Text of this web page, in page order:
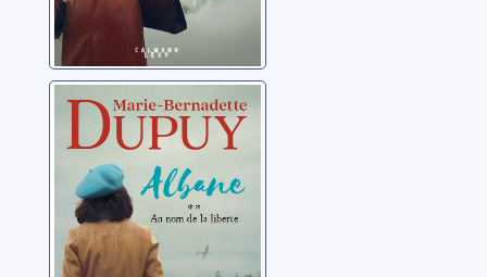
Albane 02: Au
nom de la liberté
Dupuy, Marie-
Bernadette